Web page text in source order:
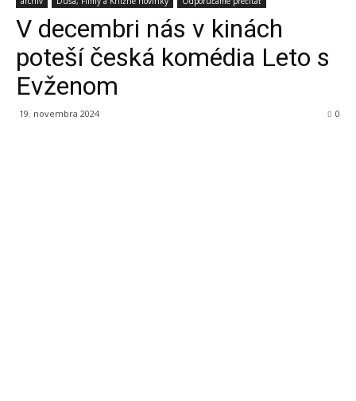
V decembri nás v kinách
poteší česká komédia Leto s
Evženom
19. novembra 2024 0